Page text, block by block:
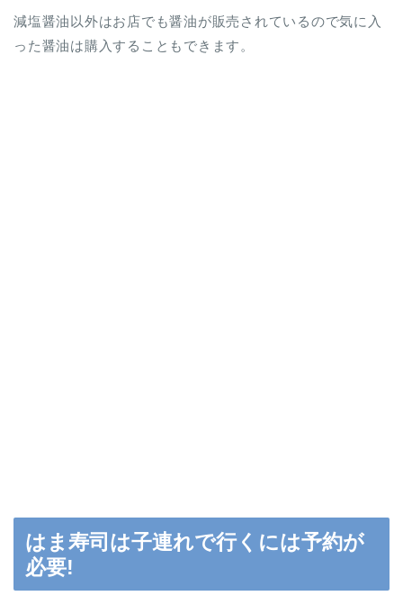
減塩醤油以外はお店でも醤油が販売されているので気に入
った醤油は購入することもできます。
はま寿司は子連れで行くには予約が
必要!